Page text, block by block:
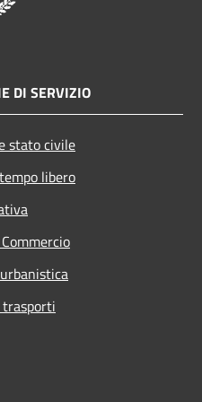
DI SERVIZIO
stato civile
libero